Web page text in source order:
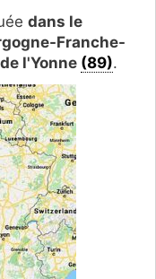
dans le
Franche-
l'Yonne (89).